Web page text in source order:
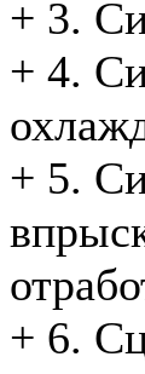
+ 3.
+ 4.
+ 5.
+ 6.